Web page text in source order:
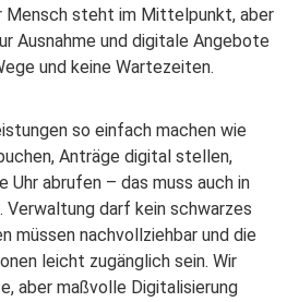
Mensch steht im Mittelpunkt, aber
Ausnahme und digitale Angebote
und keine Wartezeiten.
so einfach machen wie
Anträge digital stellen,
Uhr abrufen – das muss auch in
darf kein schwarzes
müssen nachvollziehbar und die
leicht zugänglich sein. Wir
aber maßvolle Digitalisierung